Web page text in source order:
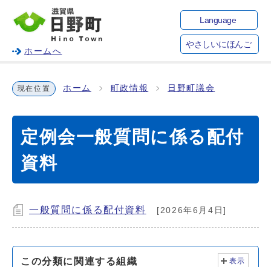
ホームへ
Language
やさしいにほんご
現在位置 ホーム 町政情報 日野町議会
定例会一般質問に係る配付
資料
一般質問に係る配付資料 [2026年6月4日]
この分類に関連する組織 表示